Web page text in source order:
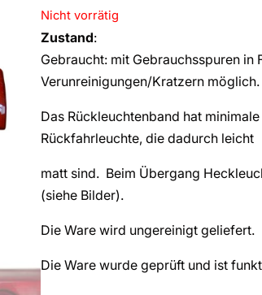
Nicht vorrätig
Zustand:
Gebraucht: mit Gebrauchsspuren in
Verunreinigungen/Kratzern möglich.
Das Rückleuchtenband hat
Rückfahrleuchte, die dadurch leicht
matt sind. Beim Übergang
(siehe Bilder).
Die Ware wird ungereinigt geliefert.
Die Ware wurde geprüft und ist